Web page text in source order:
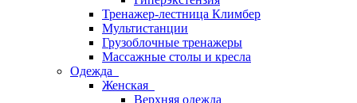
Тренажер-лестница Климбер
Мультистанции
Грузоблочные тренажеры
Массажные столы и кресла
Одежда
Женская
Верхняя одежда